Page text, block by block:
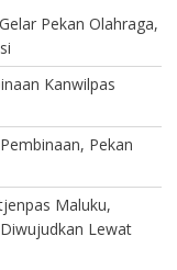
Pekan Olahraga,
Kanwilpas
Pekan
Maluku,
Lewat